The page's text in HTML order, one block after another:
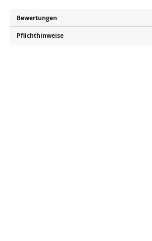
Bewertungen
Pflichthinweise